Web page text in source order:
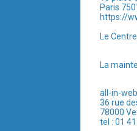
Paris
https://
Le
La
all-in-web
36 rue
78000
tel : 01